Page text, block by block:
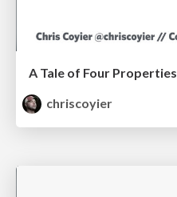
A Tale of Four Properties
chriscoyier